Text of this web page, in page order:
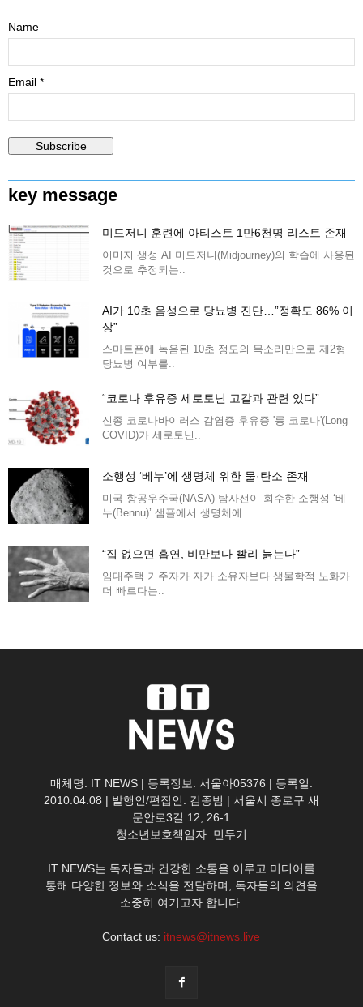
Name
Email *
key message
미드저니 훈련에 아티스트 1만6천명 리스트 존재
이미지 생성 AI 미드저니(Midjourney)의 학습에 사용된
것으로 추정되는..
AI가 10초 음성으로 당뇨병 진단…”정확도 86% 이
상”
스마트폰에 녹음된 10초 정도의 목소리만으로 제2형
당뇨병 여부를..
“코로나 후유증 세로토닌 고갈과 관련 있다”
신종 코로나바이러스 감염증 후유증 '롱 코로나'(Long
COVID)가 세로토닌..
소행성 ‘베누’에 생명체 위한 물·탄소 존재
미국 항공우주국(NASA) 탐사선이 회수한 소행성 ‘베
누(Bennu)’ 샘플에서 생명체에..
“집 없으면 흡연, 비만보다 빨리 늙는다”
임대주택 거주자가 자가 소유자보다 생물학적 노화가
더 빠르다는..
매체명: IT NEWS | 등록정보: 서울아05376 | 등록일:
2010.04.08 | 발행인/편집인: 김종범 | 서울시 종로구 새
문안로3길 12, 26-1
청소년보호책임자: 민두기
IT NEWS는 독자들과 건강한 소통을 이루고 미디어를
통해 다양한 정보와 소식을 전달하며, 독자들의 의견을
소중히 여기고자 합니다.
Contact us: itnews@itnews.live